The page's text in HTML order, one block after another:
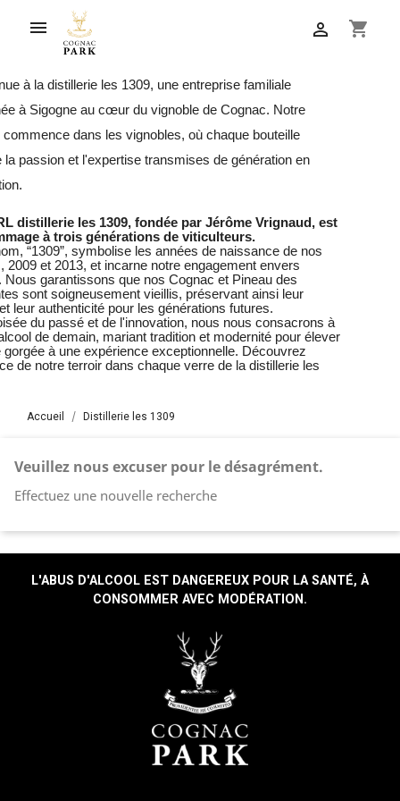
 shopping_cart

à la distillerie les 1309, une entreprise familiale
à Sigogne au cœur du vignoble de Cognac. Notre
commence dans les vignobles, où chaque bouteille
la passion et l'expertise transmises de génération en
distillerie les 1309, fondée par Jérôme Vrignaud, est
à trois générations de viticulteurs.
“1309”, symbolise les années de naissance de nos
2009 et 2013, et incarne notre engagement envers
Nous garantissons que nos Cognac et Pineau des
sont soigneusement vieillis, préservant ainsi leur
leur authenticité pour les générations futures.
du passé et de l'innovation, nous nous consacrons à
de demain, mariant tradition et modernité pour élever
gorgée à une expérience exceptionnelle. Découvrez
de notre terroir dans chaque verre de la distillerie les
Accueil Distillerie les 1309
Veuillez nous excuser pour le désagrément.
Effectuez une nouvelle recherche
L'ABUS D'ALCOOL EST DANGEREUX POUR LA SANTÉ, À
CONSOMMER AVEC MODÉRATION.